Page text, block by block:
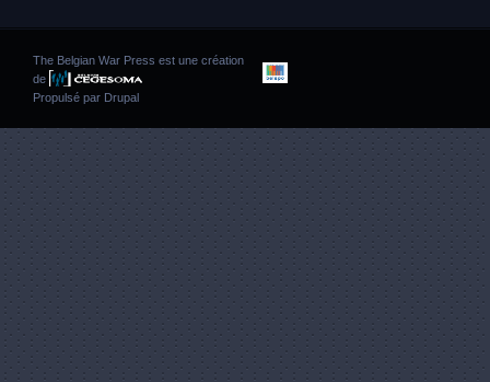
The Belgian War Press est une création
de
Propulsé par Drupal